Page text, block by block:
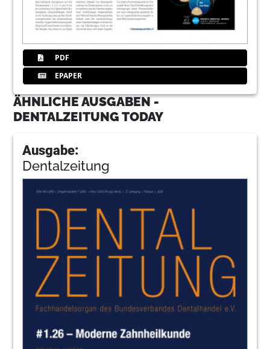
PDF
EPAPER
ÄHNLICHE AUSGABEN -
DENTALZEITUNG TODAY
Ausgabe:
Dentalzeitung